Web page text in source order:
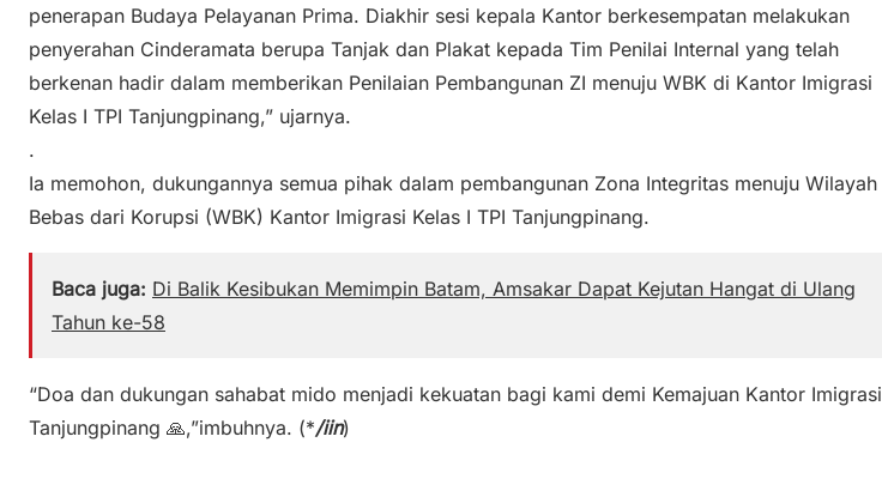
penerapan Budaya Pelayanan Prima. Diakhir sesi kepala Kantor berkesempatan melakukan
penyerahan Cinderamata berupa Tanjak dan Plakat kepada Tim Penilai Internal yang telah
berkenan hadir dalam memberikan Penilaian Pembangunan ZI menuju WBK di Kantor Imigrasi
Kelas I TPI Tanjungpinang,” ujarnya.
.
Ia memohon, dukungannya semua pihak dalam pembangunan Zona Integritas menuju Wilayah
Bebas dari Korupsi (WBK) Kantor Imigrasi Kelas I TPI Tanjungpinang.
Baca juga: Di Balik Kesibukan Memimpin Batam, Amsakar Dapat Kejutan Hangat di Ulang
Tahun ke-58
“Doa dan dukungan sahabat mido menjadi kekuatan bagi kami demi Kemajuan Kantor Imigrasi
Tanjungpinang 🙏,”imbuhnya. (*/iin)